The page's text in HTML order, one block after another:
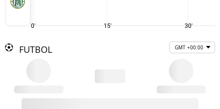
0' 15' 30'
FUTBOL GMT +00:00